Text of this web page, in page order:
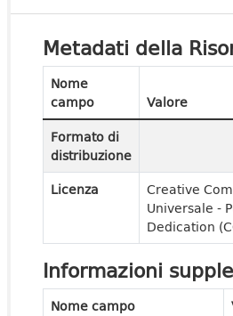
Metadati della
Nome
campo
Valore
Formato di
distribuzione
Licenza
Creative
Universale -
Dedication
Informazioni
Nome campo